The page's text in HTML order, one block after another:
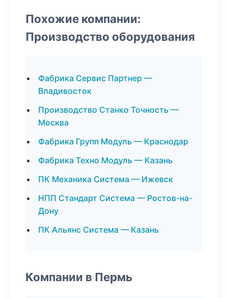
Похожие компании:
Производство оборудования
Фабрика Сервис Партнер —
Владивосток
Производство Станко Точность —
Москва
Фабрика Групп Модуль — Краснодар
Фабрика Техно Модуль — Казань
ПК Механика Система — Ижевск
НПП Стандарт Система — Ростов-на-
Дону
ПК Альянс Система — Казань
Компании в Пермь